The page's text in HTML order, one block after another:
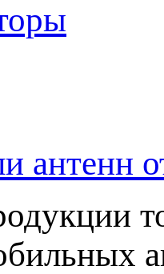
антенн